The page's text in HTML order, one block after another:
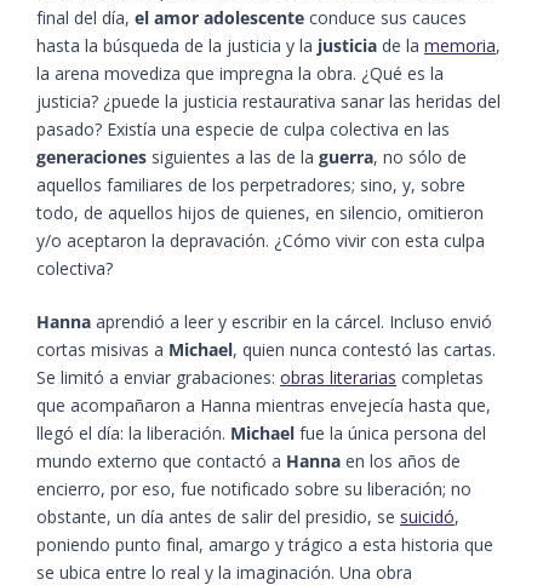
final del día, el amor adolescente conduce sus cauces
hasta la búsqueda de la justicia y la justicia de la memoria,
la arena movediza que impregna la obra. ¿Qué es la
justicia? ¿puede la justicia restaurativa sanar las heridas del
pasado? Existía una especie de culpa colectiva en las
generaciones siguientes a las de la guerra, no sólo de
aquellos familiares de los perpetradores; sino, y, sobre
todo, de aquellos hijos de quienes, en silencio, omitieron
y/o aceptaron la depravación. ¿Cómo vivir con esta culpa
colectiva?
Hanna aprendió a leer y escribir en la cárcel. Incluso envió
cortas misivas a Michael, quien nunca contestó las cartas.
Se limitó a enviar grabaciones: obras literarias completas
que acompañaron a Hanna mientras envejecía hasta que,
llegó el día: la liberación. Michael fue la única persona del
mundo externo que contactó a Hanna en los años de
encierro, por eso, fue notificado sobre su liberación; no
obstante, un día antes de salir del presidio, se suicidó,
poniendo punto final, amargo y trágico a esta historia que
se ubica entre lo real y la imaginación. Una obra